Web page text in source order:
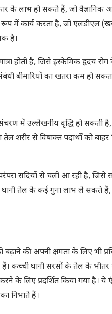
हो सकते हैं, जो वैज्ञानिक
में कार्य करता है, जो एलडीएल
है।
होती है, जिसे इस्केमिक हृदय
बीमारियों का खतरा कम हो
में उल्लेखनीय वृद्धि हो सकती
शरीर से विषाक्त पदार्थों को
सदियों से चली आ रही है,
तेल के कई गुना लाभ ले सकते
की अपनी क्षमता के लिए भी
कच्ची घानी सरसों के तेल के भीतर
लिए प्रदर्शित किया गया है। ये
निभाते हैं।